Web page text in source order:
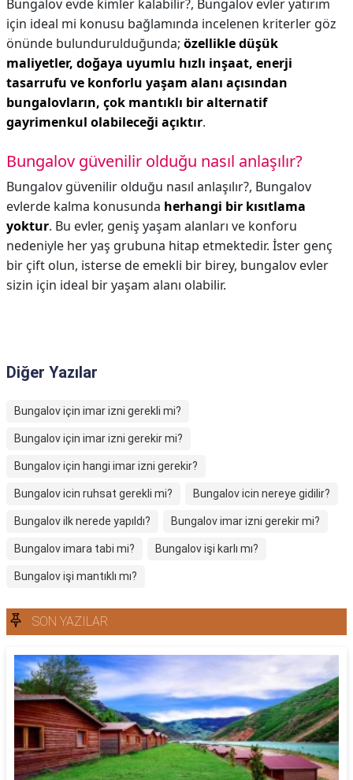
Bungalov evde kimler kalabilir?, Bungalov evler yatırım
için ideal mi konusu bağlamında incelenen kriterler göz
önünde bulundurulduğunda; özellikle düşük
maliyetler, doğaya uyumlu hızlı inşaat, enerji
tasarrufu ve konforlu yaşam alanı açısından
bungalovların, çok mantıklı bir alternatif
gayrimenkul olabileceği açıktır.
Bungalov güvenilir olduğu nasıl anlaşılır?
Bungalov güvenilir olduğu nasıl anlaşılır?, Bungalov
evlerde kalma konusunda herhangi bir kısıtlama
yoktur. Bu evler, geniş yaşam alanları ve konforu
nedeniyle her yaş grubuna hitap etmektedir. İster genç
bir çift olun, isterse de emekli bir birey, bungalov evler
sizin için ideal bir yaşam alanı olabilir.
Diğer Yazılar
Bungalov için imar izni gerekli mi?
Bungalov için imar izni gerekir mi?
Bungalov için hangi imar izni gerekir?
Bungalov icin ruhsat gerekli mi? Bungalov icin nereye gidilir?
Bungalov ilk nerede yapıldı? Bungalov imar izni gerekir mi?
Bungalov imara tabi mi? Bungalov işi karlı mı?
Bungalov işi mantıklı mı?
SON YAZILAR